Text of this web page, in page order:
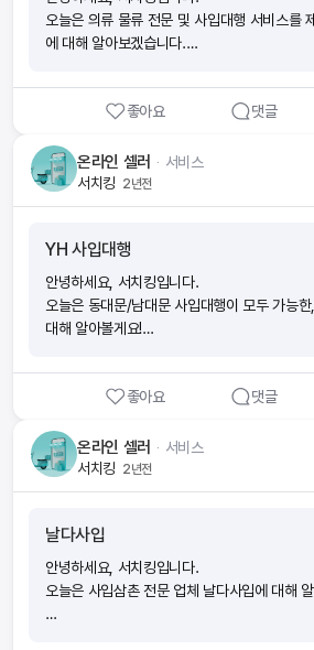
오늘은 의류 물류 전문 및 사입대행 서비스를
에 대해 알아보겠습니다.
1. 나우패킹을 먼저 소개해볼게요!
제공하고 있으며, 동대문 사입대행 및 고객 배
하고 있어요!
- 국내 풀필먼트
- 해외 풀필먼트
- 입고/검품
- 남대문/동대문 사입
- 사입 가능 도매시장 : 동대문 / 남대문
- 샘플 관리
- 상품 교환/반품관리
- 매입금/세금계산서,정산 내역 관리
1. 다른 사입대행과 차별점은 ?
- 실시간 확인 가능한 발주 처리결과
- 도매처 정산 관리
- 맞춤형 사입 서비스 제공
좋아요 댓글
온라인 셀러 ᆞ 서비스
서치킹 2년전
YH 사입대행
안녕하세요, 서치킹입니다.
오늘은 동대문/남대문 사입대행이 모두 가능
대해 알아볼게요!
1. YH사입대행의 특장점을 먼저 알아볼게요!
- YH사입대행은 타업체와 달리 알바생들을 채
- 주문 마감시간을 새벽 2시까지 받고 있어요!
- 다양한 배송시스템 : 서울/수도권 직배송 및
요!
- 3PL 택배발송 대행으로 택배비 절감
1. 아쉽게도 이용요금은 서치킹이 알아보지 못
좋아요 댓글
온라인 셀러 ᆞ 서비스
서치킹 2년전
날다사입
안녕하세요, 서치킹입니다.
오늘은 사입삼촌 전문 업체 날다사입에 대해